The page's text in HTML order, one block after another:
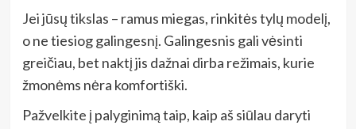
Jei jūsų tikslas – ramus miegas, rinkitės tylų modelį,
o ne tiesiog galingesnį. Galingesnis gali vėsinti
greičiau, bet naktį jis dažnai dirba režimais, kurie
žmonėms nėra komfortiški.
Pažvelkite į palyginimą taip, kaip aš siūlau daryti